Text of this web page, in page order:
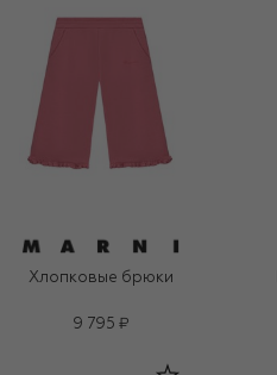
Хлопковые брюки
9 795 ₽